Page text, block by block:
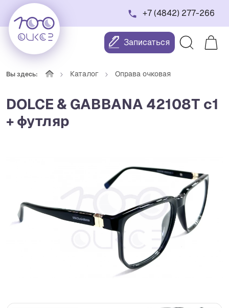
+7 (4842) 277-266
Записаться
Вы здесь: Каталог Оправа очковая
DOLCE & GABBANA 42108T c1
+ футляр